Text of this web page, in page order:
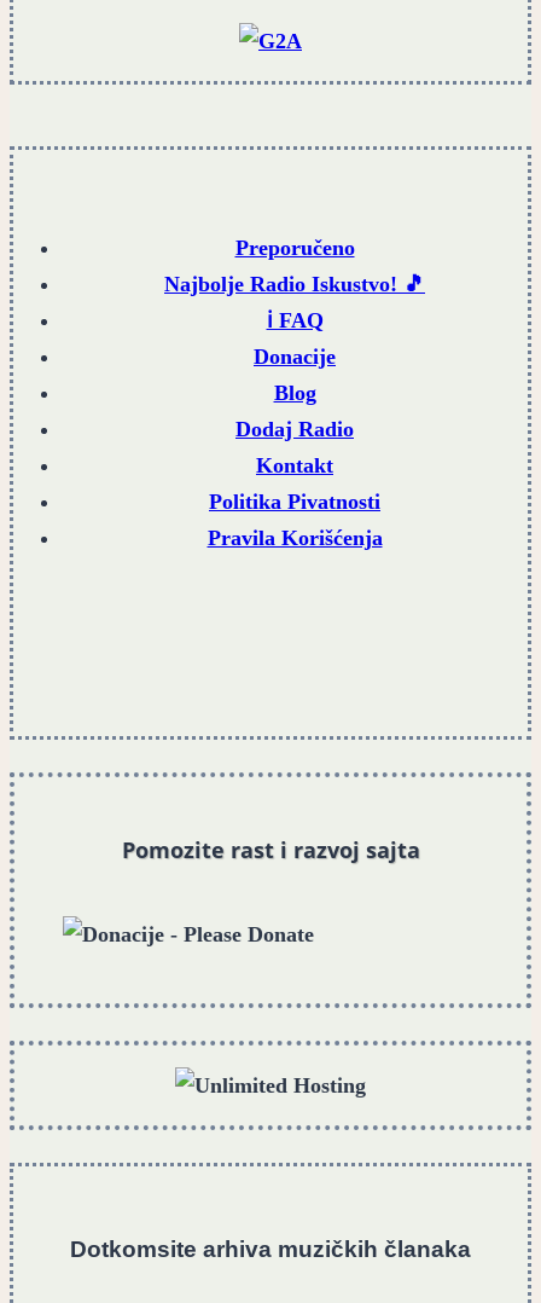
Preporučeno
Najbolje Radio Iskustvo! 🎵
ℹ️ FAQ
Donacije
Blog
Dodaj Radio
Kontakt
Politika Pivatnosti
Pravila Korišćenja
Pomozite rast i razvoj sajta
Dotkomsite arhiva muzičkih članaka